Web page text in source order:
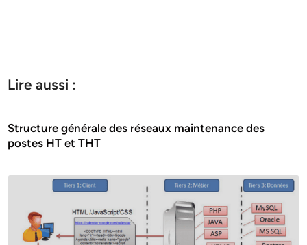
Lire aussi :
Structure générale des réseaux maintenance des
postes HT et THT